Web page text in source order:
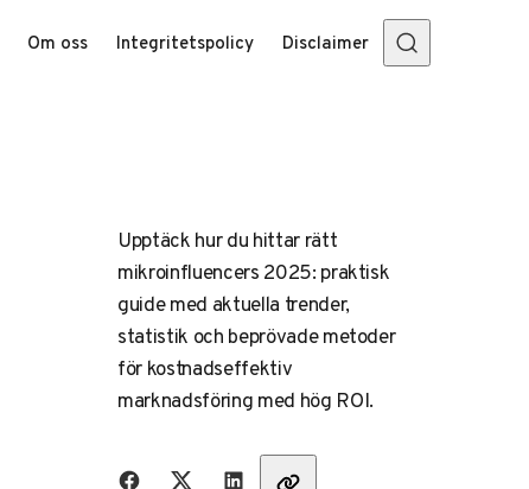
Om oss Integritetspolicy Disclaimer
Upptäck hur du hittar rätt
mikroinfluencers 2025: praktisk
guide med aktuella trender,
statistik och beprövade metoder
för kostnadseffektiv
marknadsföring med hög ROI.
Dela med vänner